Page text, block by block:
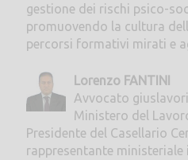
gestione dei rischi psico-
promuovendo la cultura
percorsi formativi mirati e
Lorenzo FANTINI
Avvocato
Ministero del
Presidente del Casellario
rappresentante